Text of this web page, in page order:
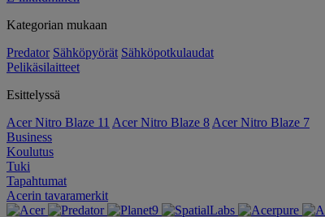
Kategorian mukaan
Predator Sähköpyörät Sähköpotkulaudat
Pelikäsilaitteet
Esittelyssä
Acer Nitro Blaze 11 Acer Nitro Blaze 8 Acer Nitro Blaze 7
Business
Koulutus
Tuki
Tapahtumat
Acerin tavaramerkit